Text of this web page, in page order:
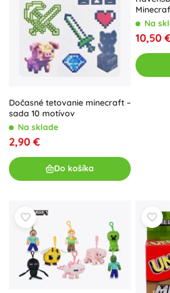
Dočasné tetovanie minecraft –
sada 10 motívov
Na sklade
2,90 €
Do košíka
dielikov
Na
10,50